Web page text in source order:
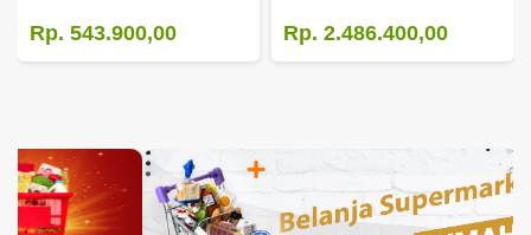
Rp. 543.900,00 Rp. 2.486.400,00